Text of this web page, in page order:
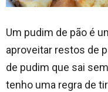
Um pudim de pão é
aproveitar restos de
de pudim que sai
tenho uma regra de